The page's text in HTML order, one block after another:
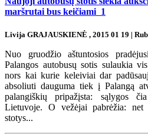
maršrutai bus keičiami 1
Livija GRAJAUSKIENĖ , 2015 01 19 |
Nuo gruodžio aštuntosios
Palangos autobusų sotis sulaukia
nors kai kurie keleiviai dar
absoliuti dauguma tiek į Palangą
palangiškių pripažįsta: sąlygos
Lietuvoje. O vežėjai pabrėžia:
stotys...